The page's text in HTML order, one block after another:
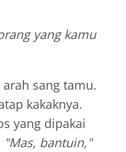
yang kamu
sang tamu.
kakaknya.
yang dipakai
"Mas, bantuin,"